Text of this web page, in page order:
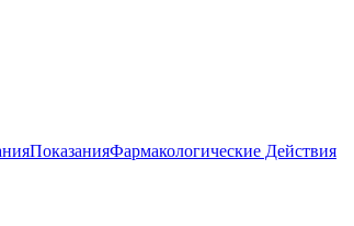
ПоказанияФармакологические Действия